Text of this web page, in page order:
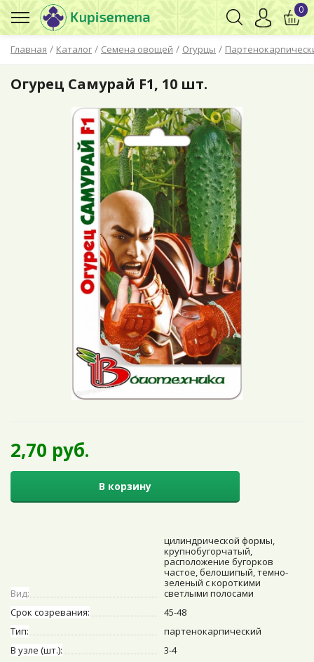
Главная / Каталог / Семена овощей / Огурцы /
0
Огурец Самурай F1, 10 шт.
2,70 руб.
В корзину
Вид:
цилиндрической формы,
крупнобугорчатый,
расположение бугорков
частое, белошипый, темно-
зеленый с короткими
светлыми полосами
Срок созревания:
45-48
Тип:
партенокарпический
В узле (шт.):
3-4